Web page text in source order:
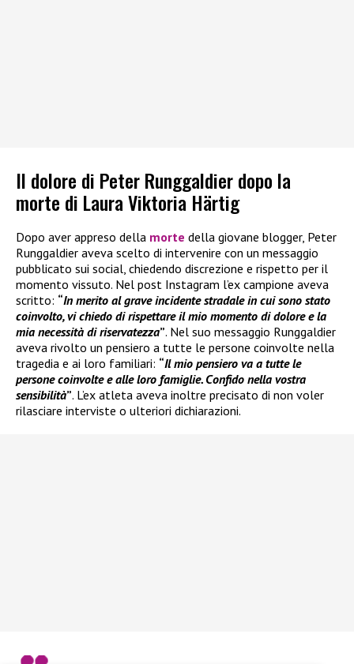
Il dolore di Peter Runggaldier dopo la
morte di Laura Viktoria Härtig
Dopo aver appreso della morte della giovane blogger, Peter
Runggaldier aveva scelto di intervenire con un messaggio
pubblicato sui social, chiedendo discrezione e rispetto per il
momento vissuto. Nel post Instagram l’ex campione aveva
scritto: “In merito al grave incidente stradale in cui sono stato
coinvolto, vi chiedo di rispettare il mio momento di dolore e la
mia necessità di riservatezza”. Nel suo messaggio Runggaldier
aveva rivolto un pensiero a tutte le persone coinvolte nella
tragedia e ai loro familiari: “Il mio pensiero va a tutte le
persone coinvolte e alle loro famiglie. Confido nella vostra
sensibilità”. L’ex atleta aveva inoltre precisato di non voler
rilasciare interviste o ulteriori dichiarazioni.